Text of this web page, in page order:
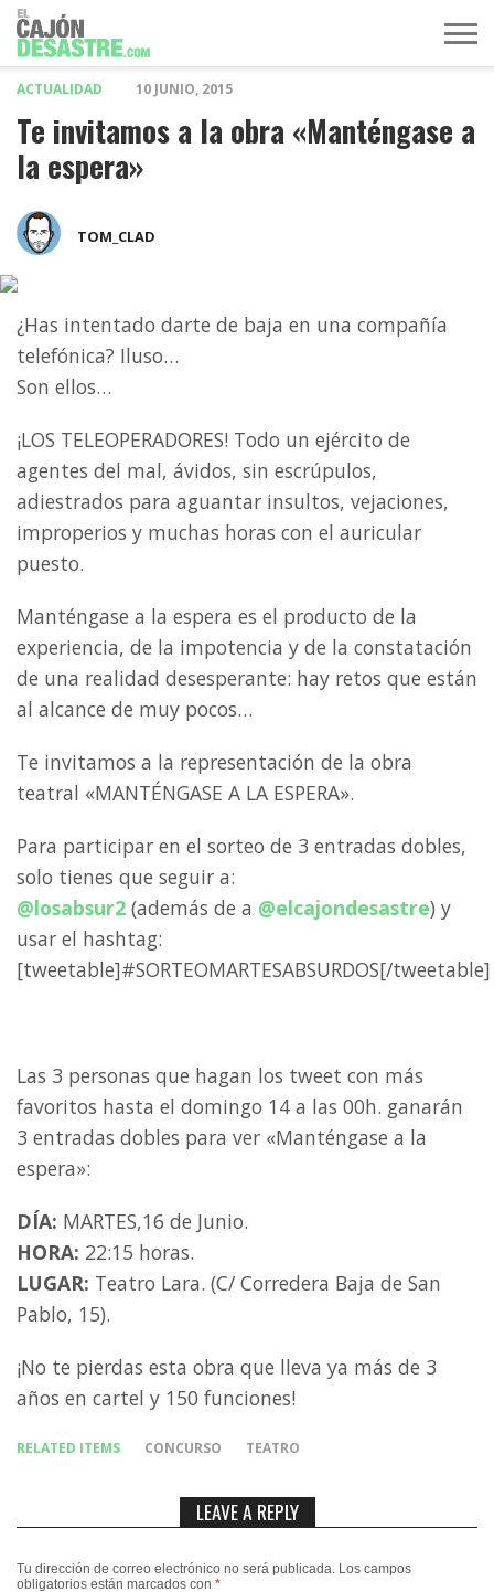
ACTUALIDAD 10 JUNIO, 2015
Te invitamos a la obra «Manténgase a
la espera»
TOM_CLAD
¿Has intentado darte de baja en una compañía
telefónica? Iluso…
Son ellos…
¡LOS TELEOPERADORES! Todo un ejército de
agentes del mal, ávidos, sin escrúpulos,
adiestrados para aguantar insultos, vejaciones,
improperios y muchas horas con el auricular
puesto.
Manténgase a la espera es el producto de la
experiencia, de la impotencia y de la constatación
de una realidad desesperante: hay retos que están
al alcance de muy pocos…
Te invitamos a la representación de la obra
teatral «MANTÉNGASE A LA ESPERA».
Para participar en el sorteo de 3 entradas dobles,
solo tienes que seguir a:
@losabsur2 (además de a @elcajondesastre) y
usar el hashtag:
[tweetable]#SORTEOMARTESABSURDOS[/tweetable]
Las 3 personas que hagan los tweet con más
favoritos hasta el domingo 14 a las 00h. ganarán
3 entradas dobles para ver «Manténgase a la
espera»:
DÍA: MARTES,16 de Junio.
HORA: 22:15 horas.
LUGAR: Teatro Lara. (C/ Corredera Baja de San
Pablo, 15).
¡No te pierdas esta obra que lleva ya más de 3
años en cartel y 150 funciones!
RELATED ITEMS CONCURSO TEATRO
LEAVE A REPLY
Tu dirección de correo electrónico no será publicada. Los campos
obligatorios están marcados con *